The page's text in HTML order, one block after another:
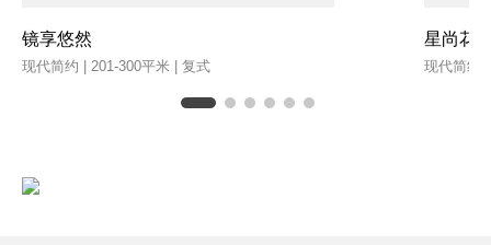
镜享悠然
现代简约 | 201-300平米 | 复式
星尚花
现代简约